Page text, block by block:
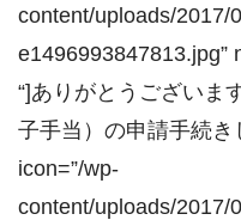
content/uploads/2017/
e1496993847813.jpg”
“]ありがとうございま
子手当）の申請手続
icon=”/wp-
content/uploads/2017/